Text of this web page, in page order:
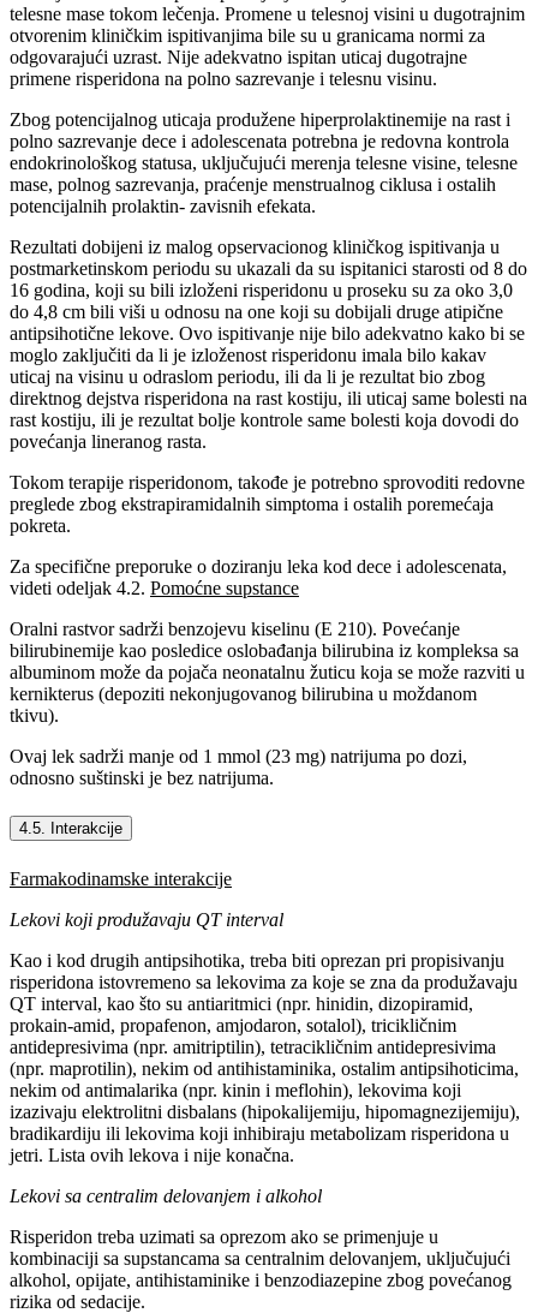
telesne mase tokom lečenja. Promene u telesnoj visini u dugotrajnim
otvorenim kliničkim ispitivanjima bile su u granicama normi za
odgovarajući uzrast. Nije adekvatno ispitan uticaj dugotrajne
primene risperidona na polno sazrevanje i telesnu visinu.
Zbog potencijalnog uticaja produžene hiperprolaktinemije na rast i
polno sazrevanje dece i adolescenata potrebna je redovna kontrola
endokrinološkog statusa, uključujući merenja telesne visine, telesne
mase, polnog sazrevanja, praćenje menstrualnog ciklusa i ostalih
potencijalnih prolaktin- zavisnih efekata.
Rezultati dobijeni iz malog opservacionog kliničkog ispitivanja u
postmarketinskom periodu su ukazali da su ispitanici starosti od 8 do
16 godina, koji su bili izloženi risperidonu u proseku su za oko 3,0
do 4,8 cm bili viši u odnosu na one koji su dobijali druge atipične
antipsihotične lekove. Ovo ispitivanje nije bilo adekvatno kako bi se
moglo zaključiti da li je izloženost risperidonu imala bilo kakav
uticaj na visinu u odraslom periodu, ili da li je rezultat bio zbog
direktnog dejstva risperidona na rast kostiju, ili uticaj same bolesti na
rast kostiju, ili je rezultat bolje kontrole same bolesti koja dovodi do
povećanja lineranog rasta.
Tokom terapije risperidonom, takođe je potrebno sprovoditi redovne
preglede zbog ekstrapiramidalnih simptoma i ostalih poremećaja
pokreta.
Za specifične preporuke o doziranju leka kod dece i adolescenata,
videti odeljak 4.2. Pomoćne supstance
Oralni rastvor sadrži benzojevu kiselinu (E 210). Povećanje
bilirubinemije kao posledice oslobađanja bilirubina iz kompleksa sa
albuminom može da pojača neonatalnu žuticu koja se može razviti u
kernikterus (depoziti nekonjugovanog bilirubina u moždanom
tkivu).
Ovaj lek sadrži manje od 1 mmol (23 mg) natrijuma po dozi,
odnosno suštinski je bez natrijuma.
4.5. Interakcije
Farmakodinamske interakcije
Lekovi koji produžavaju QT interval
Kao i kod drugih antipsihotika, treba biti oprezan pri propisivanju
risperidona istovremeno sa lekovima za koje se zna da produžavaju
QT interval, kao što su antiaritmici (npr. hinidin, dizopiramid,
prokain-amid, propafenon, amjodaron, sotalol), tricikličnim
antidepresivima (npr. amitriptilin), tetracikličnim antidepresivima
(npr. maprotilin), nekim od antihistaminika, ostalim antipsihoticima,
nekim od antimalarika (npr. kinin i meflohin), lekovima koji
izazivaju elektrolitni disbalans (hipokalijemiju, hipomagnezijemiju),
bradikardiju ili lekovima koji inhibiraju metabolizam risperidona u
jetri. Lista ovih lekova i nije konačna.
Lekovi sa centralim delovanjem i alkohol
Risperidon treba uzimati sa oprezom ako se primenjuje u
kombinaciji sa supstancama sa centralnim delovanjem, uključujući
alkohol, opijate, antihistaminike i benzodiazepine zbog povećanog
rizika od sedacije.